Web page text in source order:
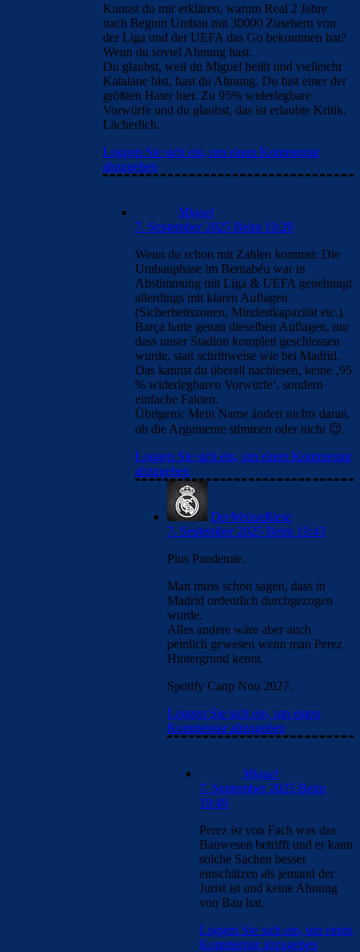
Kannst du mir erklären, warum Real 2 Jahre
nach Beginn Umbau mit 30000 Zusehern von
der Liga und der UEFA das Go bekommen hat?
Wenn du soviel Ahnung hast.
Du glaubst, weil du Miguel heißt und vielleicht
Katalane bist, hast du Ahnung. Du bist einer der
größten Hater hier. Zu 95% widerlegbare
Vorwürfe und du glaubst, das ist erlaubte Kritik.
Lächerlich.
Loggen Sie sich ein, um einen Kommentar
abzugeben
Miguel
7. September 2025 Beim 19:29
Wenn du schon mit Zahlen kommst: Die
Umbauphase im Bernabéu war in
Abstimmung mit Liga & UEFA genehmigt
allerdings mit klaren Auflagen
(Sicherheitszonen, Mindestkapazität etc.).
Barça hatte genau dieselben Auflagen, nur
dass unser Stadion komplett geschlossen
wurde, statt schrittweise wie bei Madrid.
Das kannst du überall nachlesen, keine ‚95
% widerlegbaren Vorwürfe‘, sondern
einfache Fakten.
Übrigens: Mein Name ändert nichts daran,
ob die Argumente stimmen oder nicht 😉.
Loggen Sie sich ein, um einen Kommentar
abzugeben
DerWeisseRiese
7. September 2025 Beim 19:43
Plus Pandemie.
Man muss schon sagen, dass in
Madrid ordentlich durchgezogen
wurde.
Alles andere wäre aber auch
peinlich gewesen wenn man Perez
Hintergrund kennt.
Spotify Canp Nou 2027.
Loggen Sie sich ein, um einen
Kommentar abzugeben
Miguel
7. September 2025 Beim
19:49
Perez ist von Fach was das
Bauwesen betrifft und er kann
solche Sachen besser
einschätzen als jemand der
Jurist ist und keine Ahnung
von Bau hat.
Loggen Sie sich ein, um einen
Kommentar abzugeben